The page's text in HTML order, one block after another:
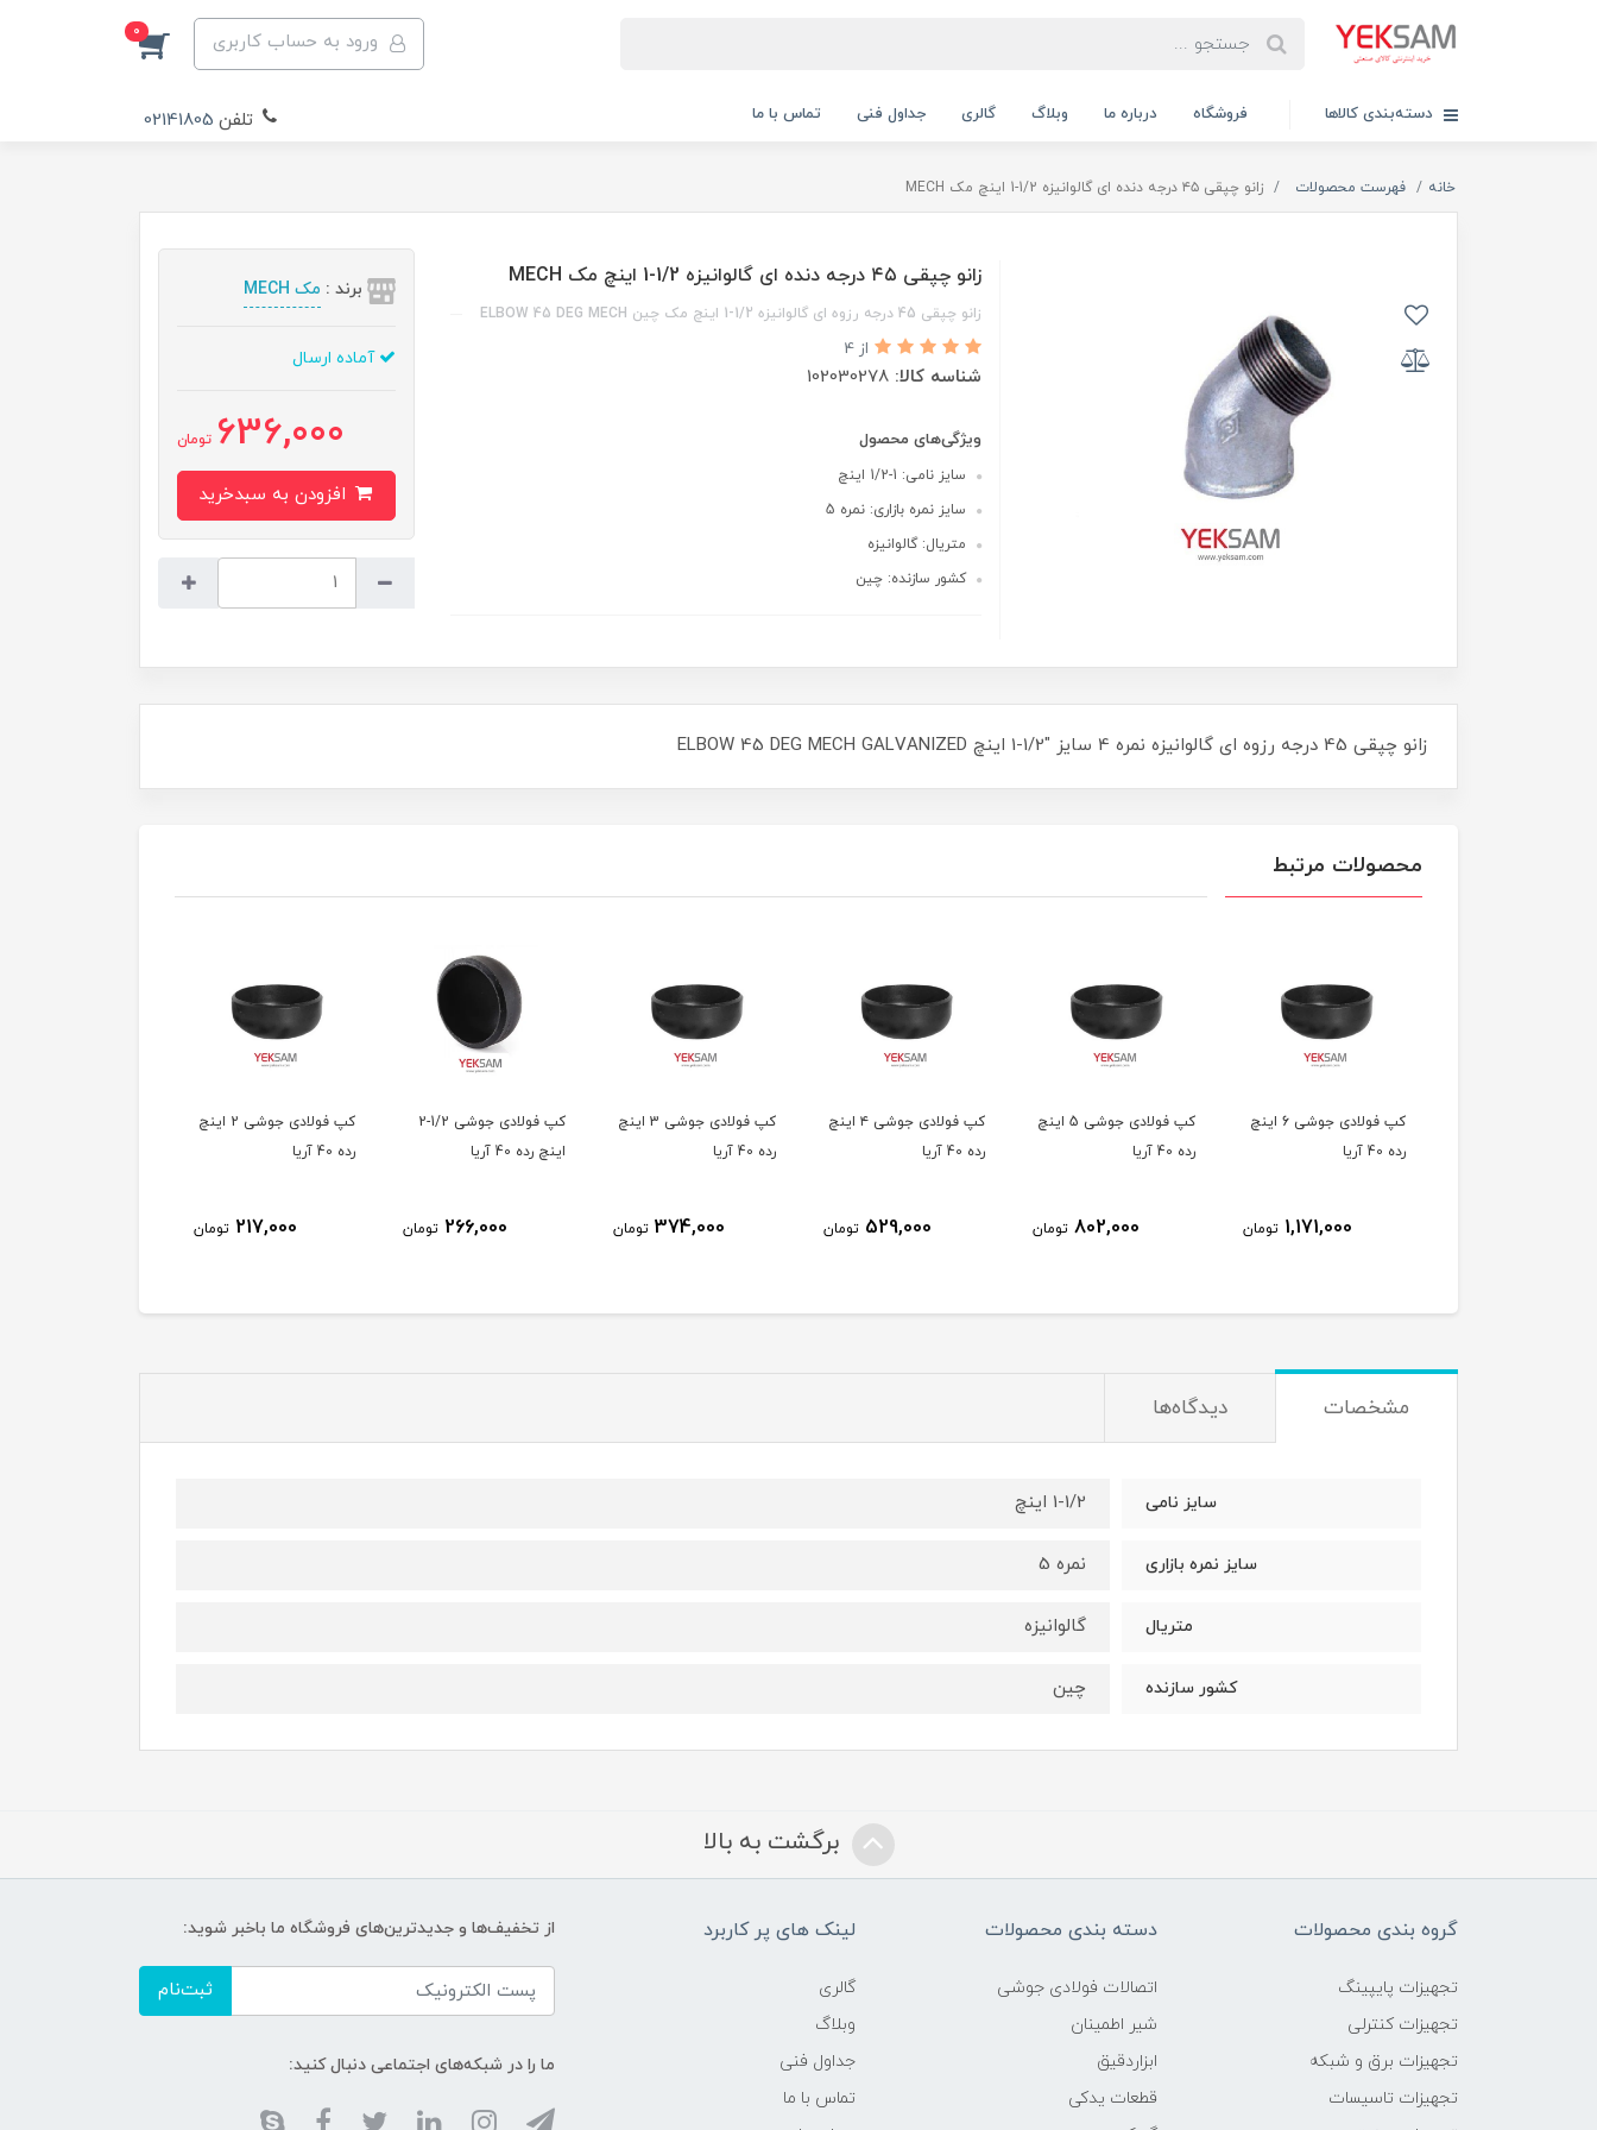
ورود به حساب کاربری 0
دسته‌بندی کالاها فروشگاه درباره ما وبلاگ گالری جداول فنی تماس با ما تلفن 02141805
خانه فهرست محصولات زانو چپقی ۴۵ درجه دنده ای گالوانیزه 1/2-1 اینچ مک MECH
زانو چپقی ۴۵ درجه دنده ای گالوانیزه 1/2-1 اینچ مک MECH
زانو چپقی 45 درجه رزوه ای گالوانیزه 1/2-1 اینچ مک چین ELBOW 45 DEG MECH
از 4
شناسه کالا:102030278
ویژگی‌های محصول
سایز نامی: 1-1/2 اینچ
سایز نمره بازاری: نمره 5
متریال: گالوانیزه
کشور سازنده: چین
برند : مک MECH
آماده ارسال
636,000 تومان
زانو چپقی 45 درجه رزوه ای گالوانیزه نمره 4 سایز "1/2-1 اینچ ELBOW 45 DEG MECH GALVANIZED
محصولات مرتبط
کپ فولادی جوشی 5 اینچ
رده 40 آریا
802,000 تومان
کپ فولادی جوشی ۴ اینچ
رده 40 آریا
529,000 تومان
کپ فولادی جوشی 3 اینچ
رده 40 آریا
374,000 تومان
کپ فولادی جوشی 1/2-2
اینچ رده 40 آریا
266,000 تومان
کپ فولادی جوشی 2 اینچ
رده 40 آریا
217,000 تومان
کپ فولادی جوشی 1/4-1
اینچ رده 40 آریا
179,000 تومان
مشخصات دیدگاه‌ها
سایز نامی 1-1/2 اینچ
سایز نمره بازاری نمره 5
متریال گالوانیزه
کشور سازنده چین
برگشت به بالا
گروه بندی محصولات
تجهیزات پایپینگ
تجهیزات کنترلی
تجهیزات برق و شبکه
تجهیزات تاسیسات
دسته بندی محصولات
اتصالات فولادی جوشی
شیر اطمینان
ابزاردقیق
قطعات یدکی
لینک های پر کاربرد
گالری
وبلاگ
جداول فنی
تماس با ما
از تخفیف‌ها و جدیدترین‌های فروشگاه ما باخبر شوید:
ثبت‌نام
ما را در شبکه‌های اجتماعی دنبال کنید: